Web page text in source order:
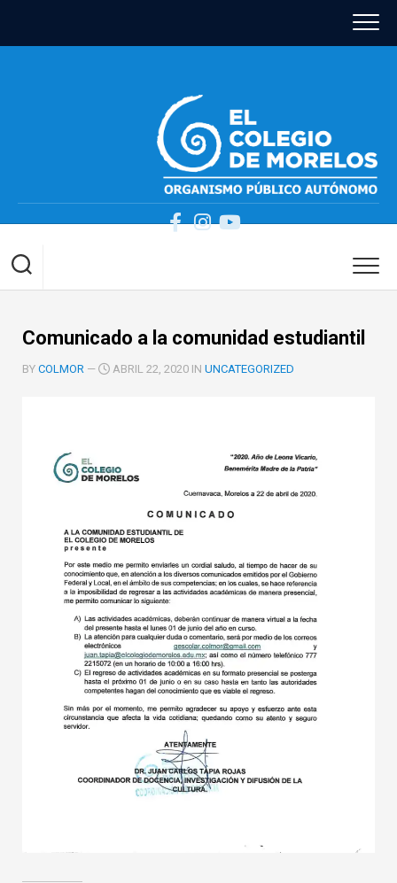
content
Comunicado a la comunidad estudiantil
BY COLMOR — ABRIL 22, 2020 IN UNCATEGORIZED